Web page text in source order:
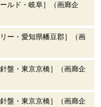
ルド・岐阜］（画廊企
ー・愛知県幡豆郡］（画
盤・東京京橋］（画廊企
盤・東京京橋］（画廊企